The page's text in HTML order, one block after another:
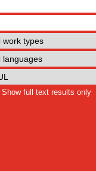
Show full text results only